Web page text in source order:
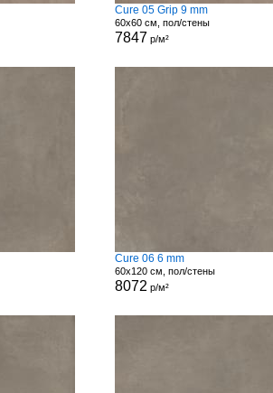
Cure 05 Grip 9 mm
60x60 см, пол/стены
7847 р/м²
Cure 06 6 mm
60x120 см, пол/стены
8072 р/м²